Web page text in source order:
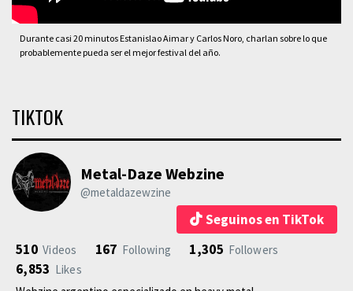
Durante casi 20 minutos Estanislao Aimar y Carlos Noro, charlan sobre lo que
probablemente pueda ser el mejor festival del año.
TIKTOK
Metal-Daze Webzine
@metaldazewzine
Seguinos en TikTok
510 Videos 167 Following 1,305 Followers
6,853 Likes